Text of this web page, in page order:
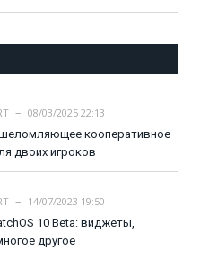
08/03/2025 22:13
кооперативное
двоих игроков
14/07/2023 19:50
10 Beta: виджеты,
другое